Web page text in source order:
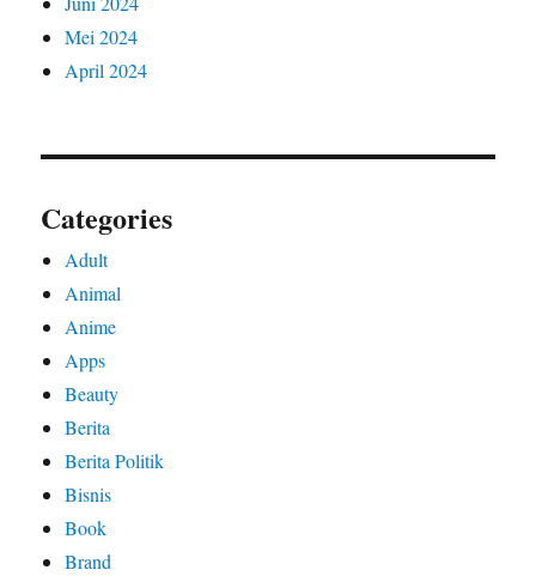
Mei 2024
April 2024
Categories
Adult
Animal
Anime
Apps
Beauty
Berita
Berita Politik
Bisnis
Book
Brand